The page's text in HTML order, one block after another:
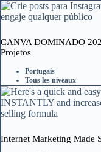
CANVA DOMINADO
Projetos
Portugais
Tous les niveaux
Internet Marketing Made